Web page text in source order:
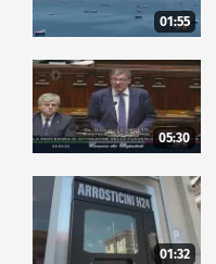
01:55
05:30
01:32